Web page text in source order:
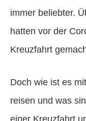
immer beliebter.
hatten vor der
Kreuzfahrt
Doch wie ist es
reisen und was
einer Kreuzfahrt